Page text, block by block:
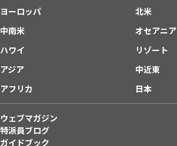
ヨーロッパ
北米
中南米
オセアニア
ハワイ
リゾート
アジア
中近東
アフリカ
日本
ウェブマガジン
特派員ブログ
ガイドブック